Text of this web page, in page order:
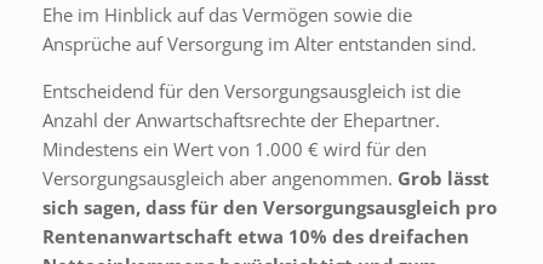
Ehe im Hinblick auf das Vermögen sowie die
Ansprüche auf Versorgung im Alter entstanden sind.
Entscheidend für den Versorgungsausgleich ist die
Anzahl der Anwartschaftsrechte der Ehepartner.
Mindestens ein Wert von 1.000 € wird für den
Versorgungsausgleich aber angenommen. Grob lässt
sich sagen, dass für den Versorgungsausgleich pro
Rentenanwartschaft etwa 10% des dreifachen